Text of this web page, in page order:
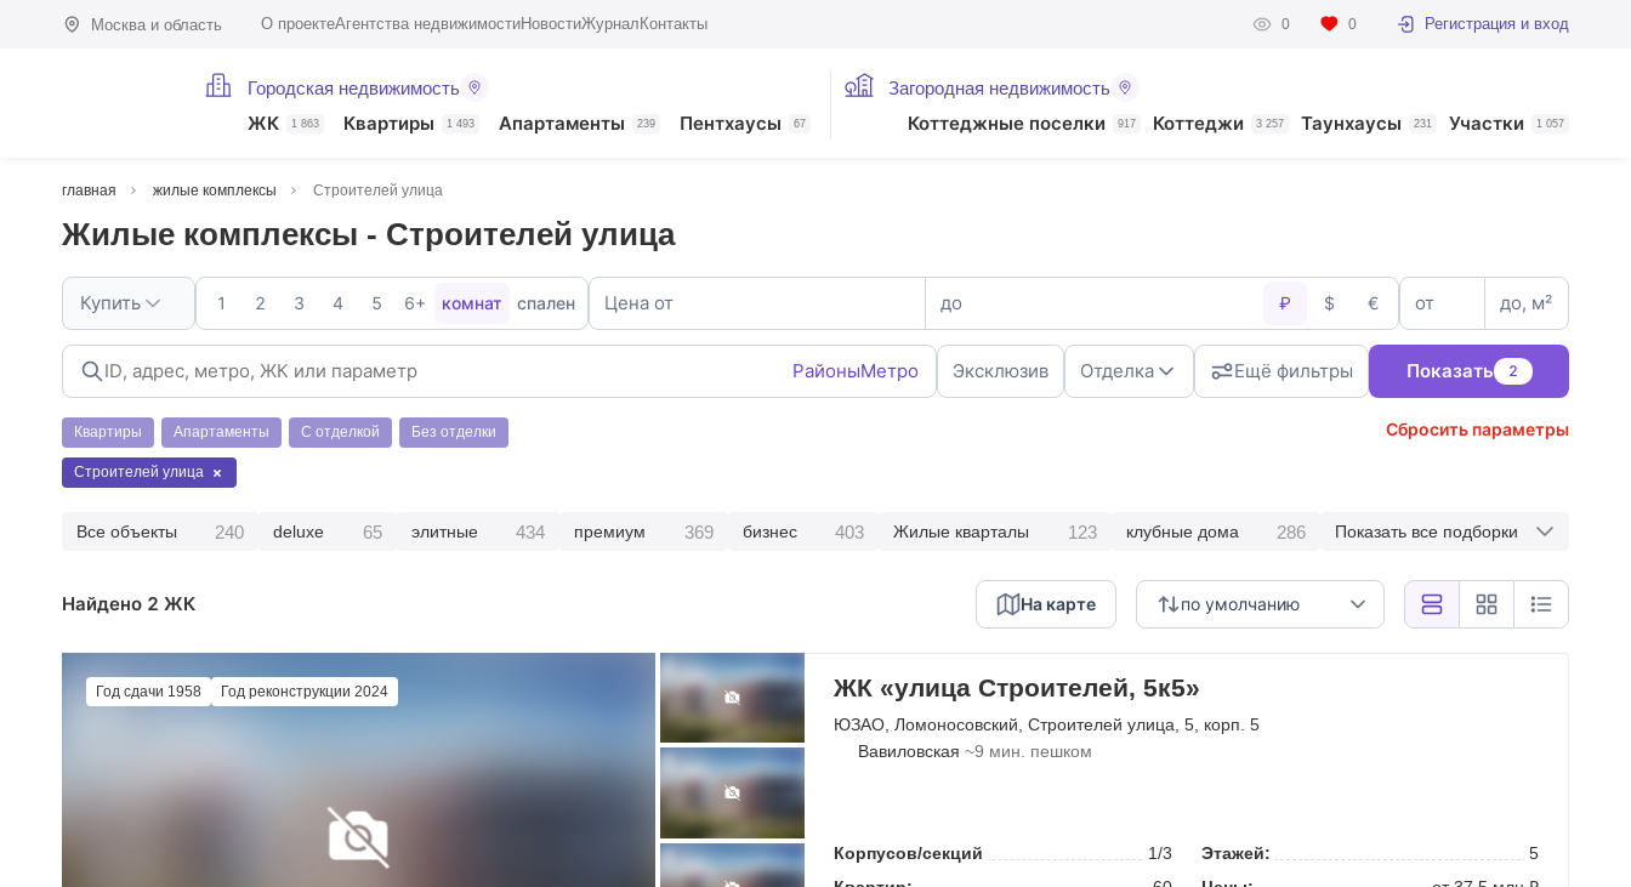
Москва и область О проектеАгентства недвижимостиНовостиЖурнал Контакты 0 0 Регистрация и вход
Городская недвижимость
ЖК 1 863 Квартиры 1 493 Апартаменты 239 Пентхаусы 67
Загородная недвижимость
Коттеджные поселки 917 Коттеджи 3 257 Таунхаусы 231 Участки 1 057
главная жилые комплексы Строителей улица
Жилые комплексы - Строителей улица
Купить 1 2 3 4 5 6+ комнат спален Цена от до ₽ $ € от до, м²
РайоныМетро Эксклюзив Отделка Ещё фильтры Показать 2
Квартиры Апартаменты С отделкой Без отделки Сбросить параметры
Строителей улица
Все объекты 240 deluxe 65 элитные 434 премиум 369 бизнес 403 Жилые кварталы 123 клубные дома 286 Показать все подборки
Найдено 2 ЖК по умолчанию
На карте
Год сдачи 1958 Год реконструкции 2024 ЖК «улица Строителей, 5к5»
ЮЗАО Ломоносовский Строителей улица , 5, корп. 5
Вавиловская ~9 мин. пешком
Корпусов/секций 1/3 Этажей:
5